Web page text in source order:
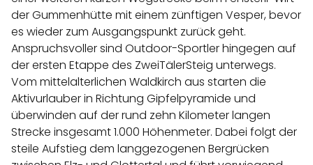
der Gummenhütte mit einem zünftigen Vesper, bevor
es wieder zum Ausgangspunkt zurück geht.
Anspruchsvoller sind Outdoor-Sportler hingegen auf
der ersten Etappe des ZweiTälerSteig unterwegs.
Vom mittelalterlichen Waldkirch aus starten die
Aktivurlauber in Richtung Gipfelpyramide und
überwinden auf der rund zehn Kilometer langen
Strecke insgesamt 1.000 Höhenmeter. Dabei folgt der
steile Aufstieg dem langgezogenen Bergrücken